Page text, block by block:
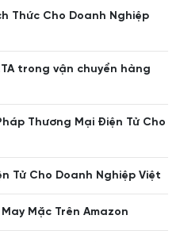
Thức Cho Doanh Nghiệp
trong vận chuyển hàng
Thương Mại Điện Tử Cho
Tử Cho Doanh Nghiệp Việt
Mặc Trên Amazon